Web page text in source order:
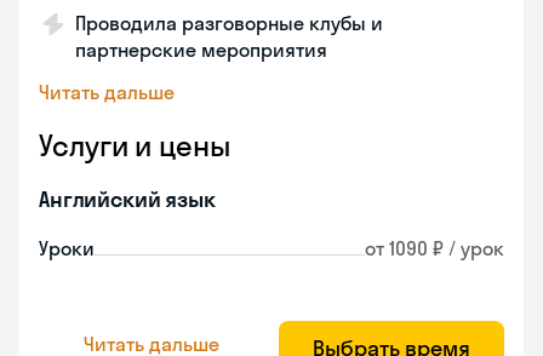
Проводила разговорные клубы и
партнерские мероприятия
Читать дальше
Услуги и цены
Английский язык
Уроки от 1090 ₽ / урок
Читать дальше Выбрать время